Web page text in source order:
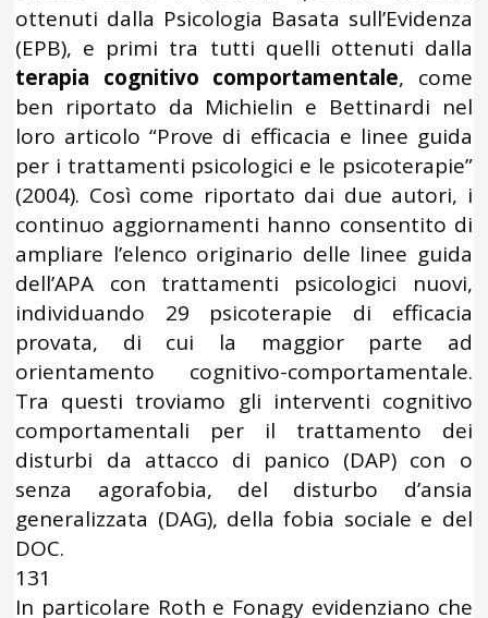
ottenuti dalla Psicologia Basata sull’Evidenza
(EPB), e primi tra tutti quelli ottenuti dalla
terapia cognitivo comportamentale, come
ben riportato da Michielin e Bettinardi nel
loro articolo “Prove di efficacia e linee guida
per i trattamenti psicologici e le psicoterapie”
(2004). Così come riportato dai due autori, i
continuo aggiornamenti hanno consentito di
ampliare l’elenco originario delle linee guida
dell’APA con trattamenti psicologici nuovi,
individuando 29 psicoterapie di efficacia
provata, di cui la maggior parte ad
orientamento cognitivo-comportamentale.
Tra questi troviamo gli interventi cognitivo
comportamentali per il trattamento dei
disturbi da attacco di panico (DAP) con o
senza agorafobia, del disturbo d’ansia
generalizzata (DAG), della fobia sociale e del
DOC.
131
In particolare Roth e Fonagy evidenziano che